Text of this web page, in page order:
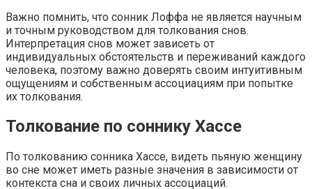
Важно помнить, что сонник Лоффа не является научным
и точным руководством для толкования снов.
Интерпретация снов может зависеть от
индивидуальных обстоятельств и переживаний каждого
человека, поэтому важно доверять своим интуитивным
ощущениям и собственным ассоциациям при попытке
их толкования.
Толкование по соннику Хассе
По толкованию сонника Хассе, видеть пьяную женщину
во сне может иметь разные значения в зависимости от
контекста сна и своих личных ассоциаций.